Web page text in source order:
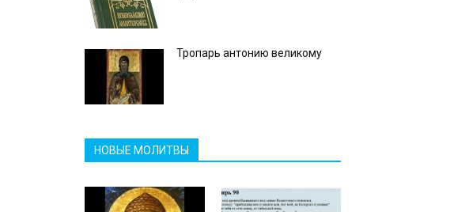
Тропарь антонию великому
НОВЫЕ МОЛИТВЫ